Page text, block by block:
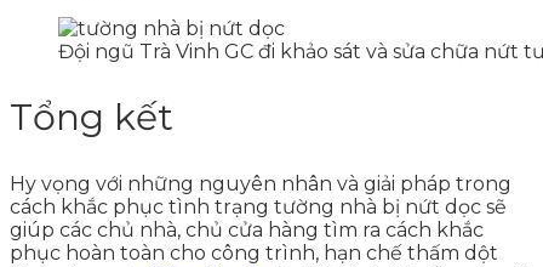
Đội ngũ Trà Vinh GC đi khảo sát và sửa chữa nứt
Tổng kết
Hy vọng với những nguyên nhân và giải pháp trong
cách khắc phục tình trạng tường nhà bị nứt dọc sẽ
giúp các chủ nhà, chủ cửa hàng tìm ra cách khắc
phục hoàn toàn cho công trình, hạn chế thấm dột